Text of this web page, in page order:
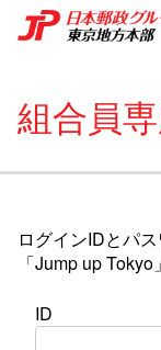
組合員
ログインIDとパ
「Jump up
ID